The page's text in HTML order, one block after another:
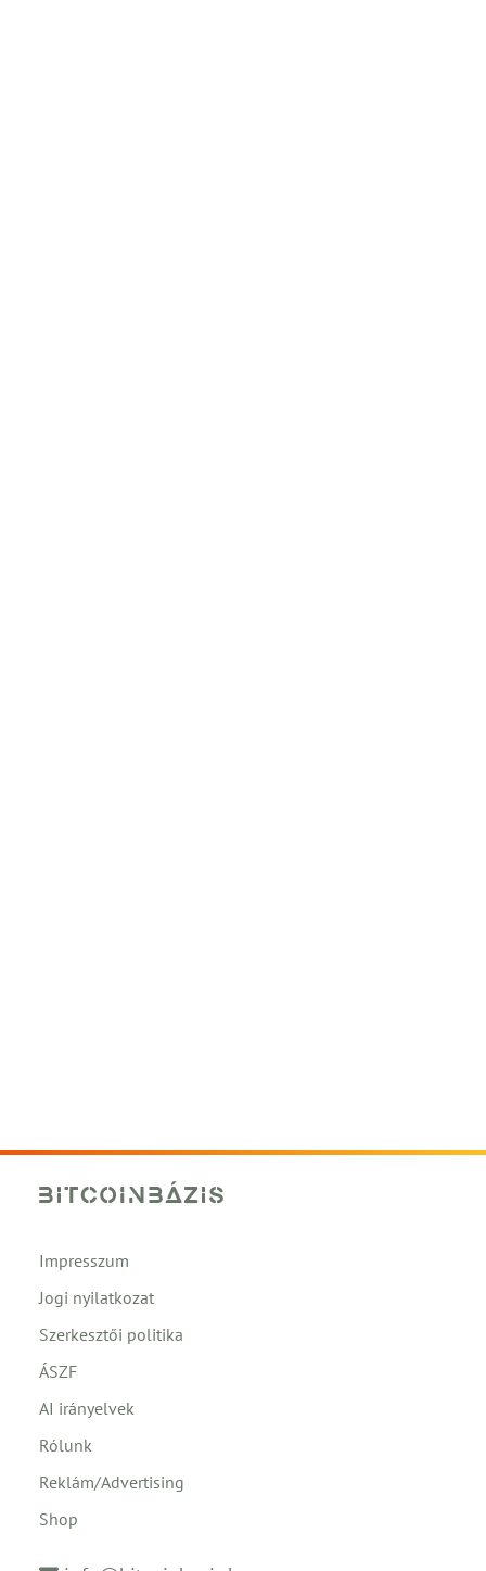
Impresszum
Jogi nyilatkozat
Szerkesztői politika
ÁSZF
AI irányelvek
Rólunk
Reklám/Advertising
Shop